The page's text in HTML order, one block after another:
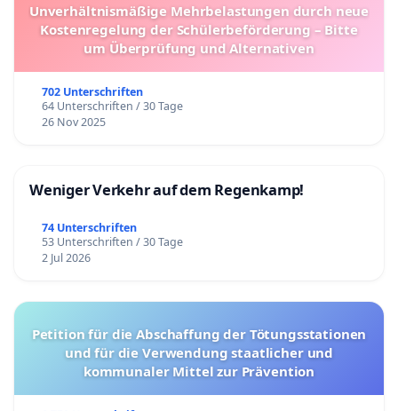
Unverhältnismäßige Mehrbelastungen durch neue
Kostenregelung der Schülerbeförderung – Bitte
um Überprüfung und Alternativen
702 Unterschriften
64 Unterschriften / 30 Tage
26 Nov 2025
Weniger Verkehr auf dem Regenkamp!
74 Unterschriften
53 Unterschriften / 30 Tage
2 Jul 2026
Petition für die Abschaffung der Tötungsstationen
und für die Verwendung staatlicher und
kommunaler Mittel zur Prävention